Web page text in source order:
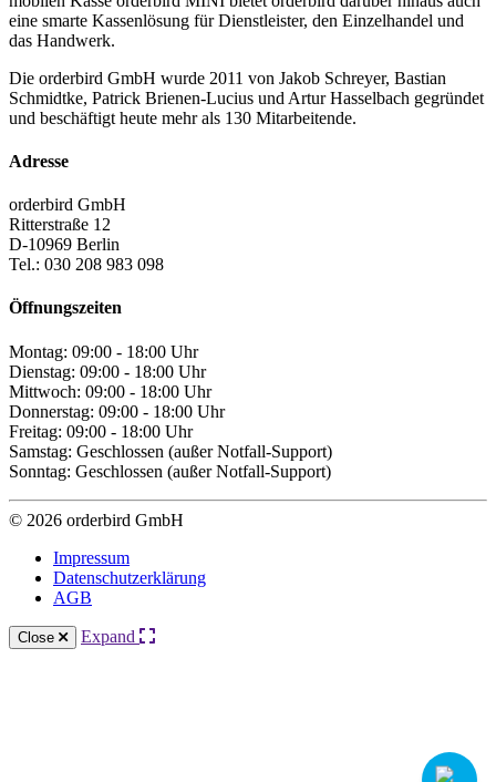
eine smarte Kassenlösung für Dienstleister, den Einzelhandel und
das Handwerk.
Die orderbird GmbH wurde 2011 von Jakob Schreyer, Bastian
Schmidtke, Patrick Brienen-Lucius und Artur Hasselbach gegründet
und beschäftigt heute mehr als 130 Mitarbeitende.
Adresse
orderbird GmbH
Ritterstraße 12
D-10969 Berlin
Tel.: 030 208 983 098
Öffnungszeiten
Montag: 09:00 - 18:00 Uhr
Dienstag: 09:00 - 18:00 Uhr
Mittwoch: 09:00 - 18:00 Uhr
Donnerstag: 09:00 - 18:00 Uhr
Freitag: 09:00 - 18:00 Uhr
Samstag: Geschlossen (außer Notfall-Support)
Sonntag: Geschlossen (außer Notfall-Support)
© 2026 orderbird GmbH
Impressum
Datenschutzerklärung
AGB
Close Expand